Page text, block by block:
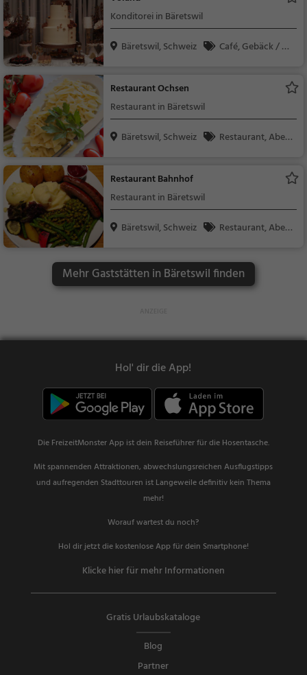
Konditorei in Bäretswil
Bäretswil, Schweiz
Café, Gebäck / Te
Restaurant Ochsen
Restaurant in Bäretswil
Bäretswil, Schweiz
Restaurant, Aben
opäisch, Vegetarisch,
Mediterran
Restaurant Bahnhof
Restaurant in Bäretswil
Bäretswil, Schweiz
Restaurant, Aben
Schweizerisch, Regio
nalküche
Mehr Gaststätten in Bäretswil finden
Hol' dir die App!
Die FreizeitMonster App ist dein Reiseführer für die Hosentasche.
Mit spannenden Attraktionen, abwechslungsreichen Ausflugstipps
und aufregenden Stadttouren ist Langeweile definitiv kein Thema
mehr!
Worauf wartest du noch?
Hol dir jetzt die kostenlose App für dein Smartphone!
Klicke hier für mehr Informationen
Gratis Urlaubskataloge
Blog
Partner